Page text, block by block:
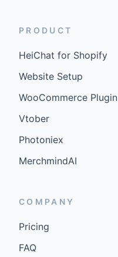
PRODUCT
HeiChat for Shopify
Website Setup
WooCommerce Plugin
Vtober
Photoniex
MerchmindAI
COMPANY
Pricing
FAQ